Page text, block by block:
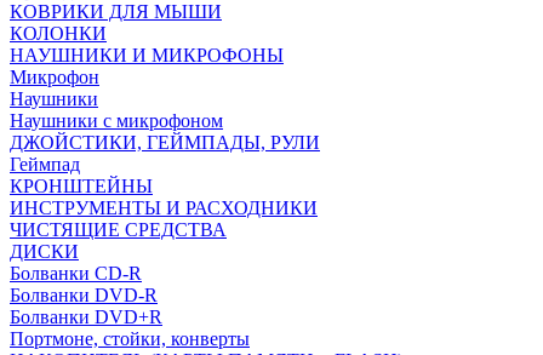
КОВРИКИ ДЛЯ МЫШИ
КОЛОНКИ
НАУШНИКИ И МИКРОФОНЫ
Микрофон
Наушники
Наушники с микрофоном
ДЖОЙСТИКИ, ГЕЙМПАДЫ, РУЛИ
Геймпад
КРОНШТЕЙНЫ
ИНСТРУМЕНТЫ И РАСХОДНИКИ
ЧИСТЯЩИЕ СРЕДСТВА
ДИСКИ
Болванки CD-R
Болванки DVD-R
Болванки DVD+R
Портмоне, стойки, конверты